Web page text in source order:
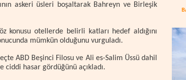
askeri üsleri boşaltarak Bahreyn ve Birleşik
konusu otellerde belirli katları hedef aldığını
mümkün olduğunu vurguladı.
ABD Beşinci Filosu ve Ali es-Salim Üssü dahil
ciddi hasar gördüğünü açıkladı.